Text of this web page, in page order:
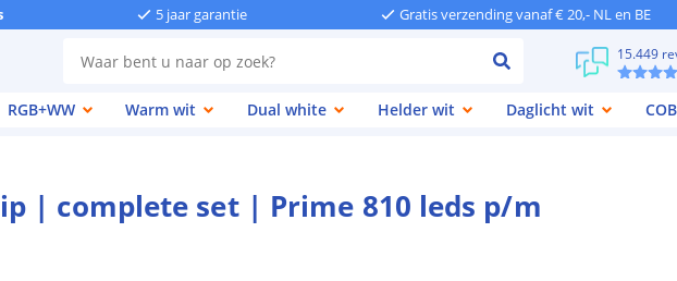
5 jaar garantie Gratis verzending vanaf € 20,- NL en BE
15.449
RGB+WW Warm wit Dual white Helder wit Daglicht wit COB
| complete set | Prime 810 leds p/m